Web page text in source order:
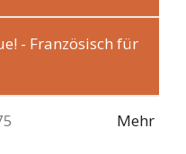
- Französisch für
Mehr